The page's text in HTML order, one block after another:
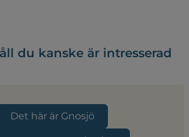
du kanske är intresserad
Det här är Gnosjö